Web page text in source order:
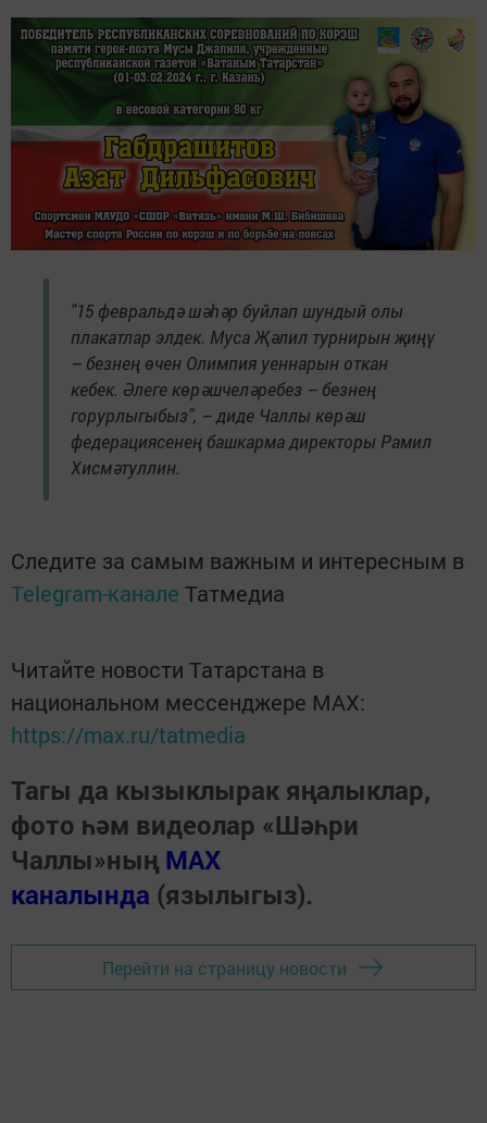
"15 февральдә шәһәр буйлап шундый олы
плакатлар элдек. Муса Җәлил турнирын җиңү
– безнең өчен Олимпия уеннарын откан
кебек. Әлеге көрәшчеләребез – безнең
горурлыгыбыз", – диде Чаллы көрәш
федерациясенең башкарма директоры Рамил
Хисмәтуллин.
Следите за самым важным и интересным в
Telegram-канале Татмедиа
Читайте новости Татарстана в
национальном мессенджере MАХ:
https://max.ru/tatmedia
Тагы да кызыклырак яңалыклар,
фото һәм видеолар «Шәһри
Чаллы»ның MAX
каналында (язылыгыз).
Перейти на страницу новости